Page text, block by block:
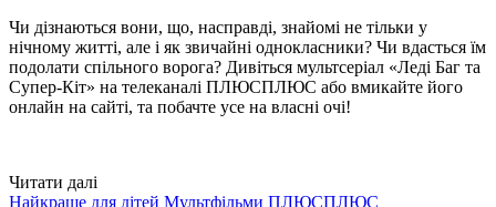
Чи дізнаються вони, що, насправді, знайомі не тільки у
нічному житті, але і як звичайні однокласники? Чи вдасться їм
подолати спільного ворога? Дивіться мультсеріал «Леді Баг та
Супер-Кіт» на телеканалі ПЛЮСПЛЮС або вмикайте його
онлайн на сайті, та побачте усе на власні очі!
Читати далі
Найкраще для дітей Мультфільми ПЛЮСПЛЮС